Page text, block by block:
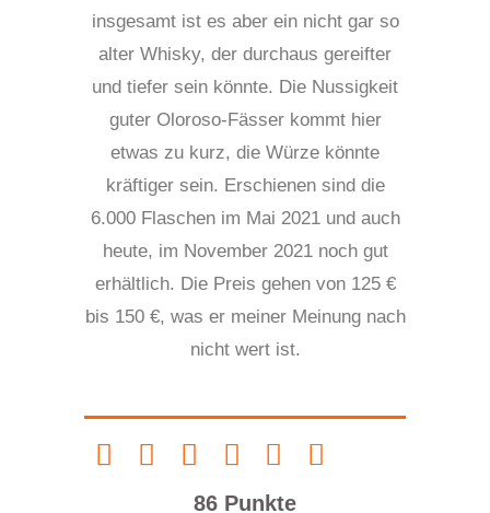
insgesamt ist es aber ein nicht gar so
alter Whisky, der durchaus gereifter
und tiefer sein könnte. Die Nussigkeit
guter Oloroso-Fässer kommt hier
etwas zu kurz, die Würze könnte
kräftiger sein. Erschienen sind die
6.000 Flaschen im Mai 2021 und auch
heute, im November 2021 noch gut
erhältlich. Die Preis gehen von 125 €
bis 150 €, was er meiner Meinung nach
nicht wert ist.
86 Punkte